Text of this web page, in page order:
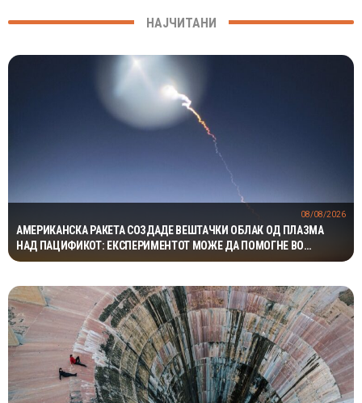
НАЈЧИТАНИ
АМЕРИКАНСКА РАКЕТА СОЗДАДЕ ВЕШТАЧКИ ОБЛАК ОД ПЛАЗМА
НАД ПАЦИФИКОТ: ЕКСПЕРИМЕНТОТ МОЖЕ ДА ПОМОГНЕ ВО
ЗАШТИТАТА НА САТЕЛИТИТЕ
08/08/2026